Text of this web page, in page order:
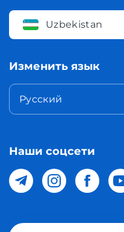
Uzbekistan
Изменить язык
Русский
Наши соцсети